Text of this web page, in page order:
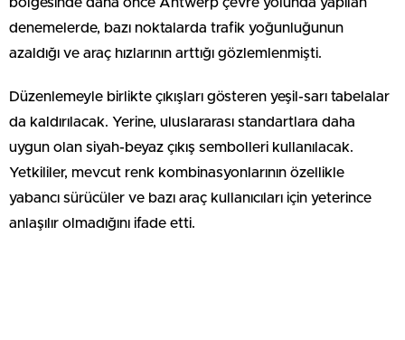
denemelerde, bazı noktalarda trafik yoğunluğunun
azaldığı ve araç hızlarının arttığı gözlemlenmişti.
Düzenlemeyle birlikte çıkışları gösteren yeşil-sarı tabelalar
da kaldırılacak. Yerine, uluslararası standartlara daha
uygun olan siyah-beyaz çıkış sembolleri kullanılacak.
Yetkililer, mevcut renk kombinasyonlarının özellikle
yabancı sürücüler ve bazı araç kullanıcıları için yeterince
anlaşılır olmadığını ifade etti.